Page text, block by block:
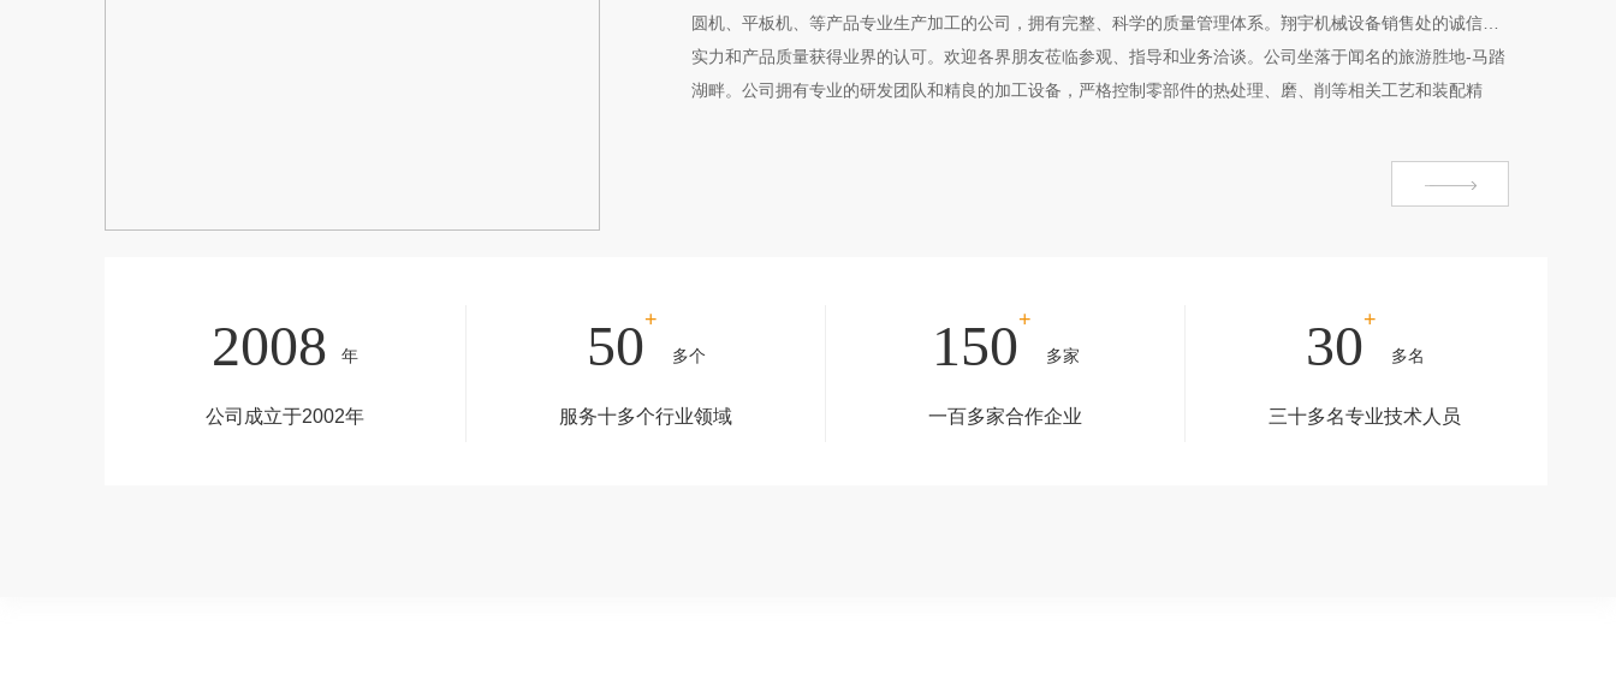
圆机、平板机、等产品专业生产加工的公司，拥有完整、科学的质量管理体系。翔宇机械设备销售处的诚信、
实力和产品质量获得业界的认可。欢迎各界朋友莅临参观、指导和业务洽谈。公司坐落于闻名的旅游胜地-马踏
湖畔。公司拥有专业的研发团队和精良的加工设备，严格控制零部件的热处理、磨、削等相关工艺和装配精
2008 年
公司成立于2002年
50+
多个
服务十多个行业领域
150+
多家
一百多家合作企业
30+
多名
三十多名专业技术人员